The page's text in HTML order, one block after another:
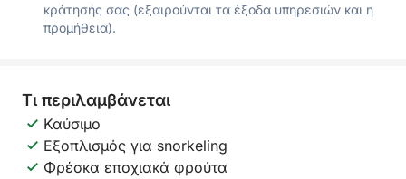
κράτησής σας (εξαιρούνται τα έξοδα υπηρεσιών και η
προμήθεια).
Τι περιλαμβάνεται
Καύσιμο
Εξοπλισμός για snorkeling
Φρέσκα εποχιακά φρούτα